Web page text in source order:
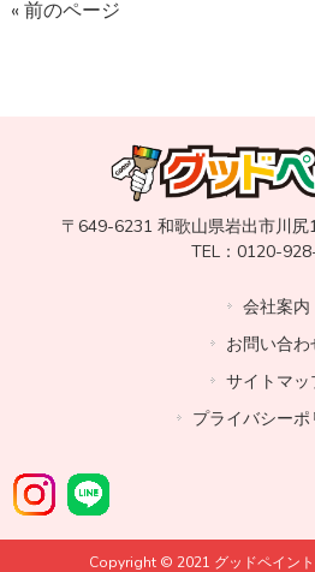
« 前のページ
〒649-6231 和歌山県岩出市川
TEL：0120-
会社案内
お問い合わ
サイトマッ
プライバシーポ
Copyright © 2021 グッドペイン